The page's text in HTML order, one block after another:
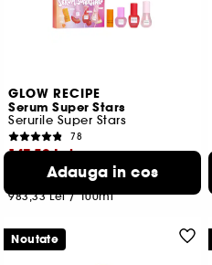
GLOW RECIPE
Serum Super Stars
Serurile Super Stars
78
147,50 Lei
Cel mai mic pret:296,00 Lei -50.2%
983,33 Lei /100ml
Adauga in cos
Noutate